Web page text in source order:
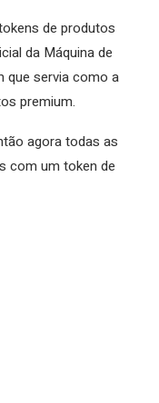
de produtos
da Máquina de
que servia como a
premium.
agora todas as
com um token de